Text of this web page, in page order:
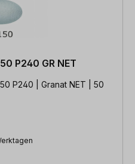
P240 GR NET
P240 | Granat NET | 50